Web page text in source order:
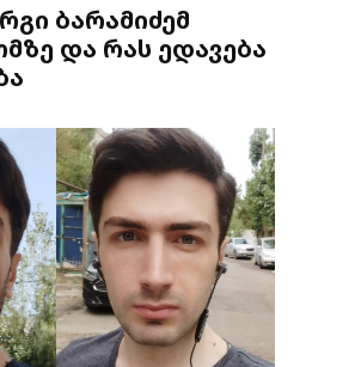
ბარამიძემ
და რას ედავება